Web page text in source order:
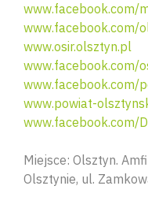
www.facebook.com/
www.facebook.com/
www.osir.olsztyn.pl
www.facebook.com/
www.facebook.com/
www.powiat-
www.facebook.com/
Miejsce: Olsztyn.
Olsztynie, ul.